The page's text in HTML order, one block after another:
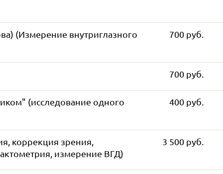
(Измерение внутриглазного 700 руб.
700 руб.
(исследование одного 400 руб.
коррекция зрения,
измерение ВГД)
3 500 руб.